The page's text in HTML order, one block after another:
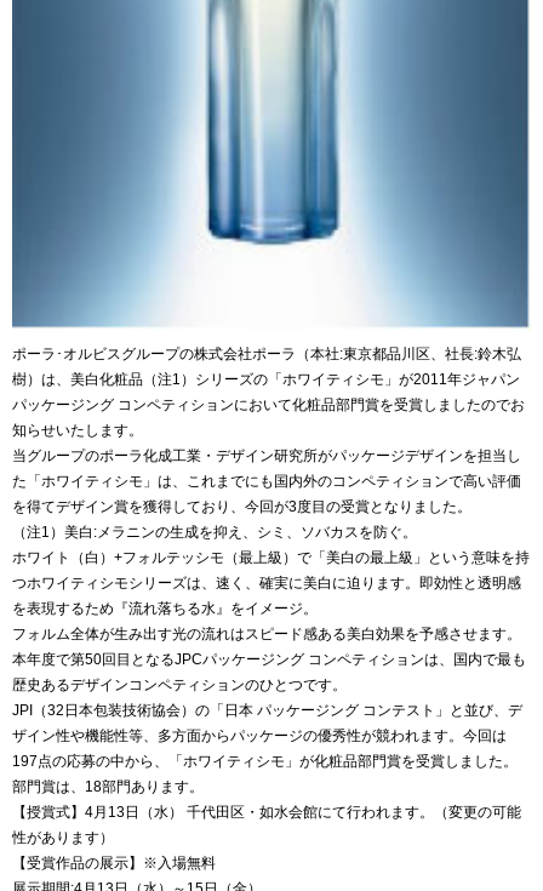
ポーラ･オルビスグループの株式会社ポーラ（本社:東京都品川区、社長:鈴木弘
樹）は、美白化粧品（注1）シリーズの「ホワイティシモ」が2011年ジャパン
パッケージング コンペティションにおいて化粧品部門賞を受賞しましたのでお
知らせいたします。
当グループのポーラ化成工業・デザイン研究所がパッケージデザインを担当し
た「ホワイティシモ」は、これまでにも国内外のコンペティションで高い評価
を得てデザイン賞を獲得しており、今回が3度目の受賞となりました。
（注1）美白:メラニンの生成を抑え、シミ、ソバカスを防ぐ。
ホワイト（白）+フォルテッシモ（最上級）で「美白の最上級」という意味を持
つホワイティシモシリーズは、速く、確実に美白に迫ります。即効性と透明感
を表現するため『流れ落ちる水』をイメージ。
フォルム全体が生み出す光の流れはスピード感ある美白効果を予感させます。
本年度で第50回目となるJPCパッケージング コンペティションは、国内で最も
歴史あるデザインコンペティションのひとつです。
JPI（32日本包装技術協会）の「日本 パッケージング コンテスト」と並び、デ
ザイン性や機能性等、多方面からパッケージの優秀性が競われます。今回は
197点の応募の中から、「ホワイティシモ」が化粧品部門賞を受賞しました。
部門賞は、18部門あります。
【授賞式】4月13日（水） 千代田区・如水会館にて行われます。（変更の可能
性があります）
【受賞作品の展示】※入場無料